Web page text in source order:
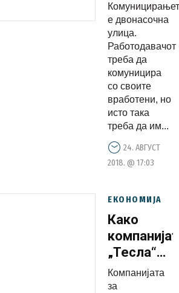
е двонасочна
улица.
Работодавачот
треба да
комуницира
со своите
вработени, но
исто така
треба да им...
24. АВГУСТ
2018. @ 17:03
ЕКОНОМИЈА
Како
„Тесла“
го
зачувува
Компанијата
за